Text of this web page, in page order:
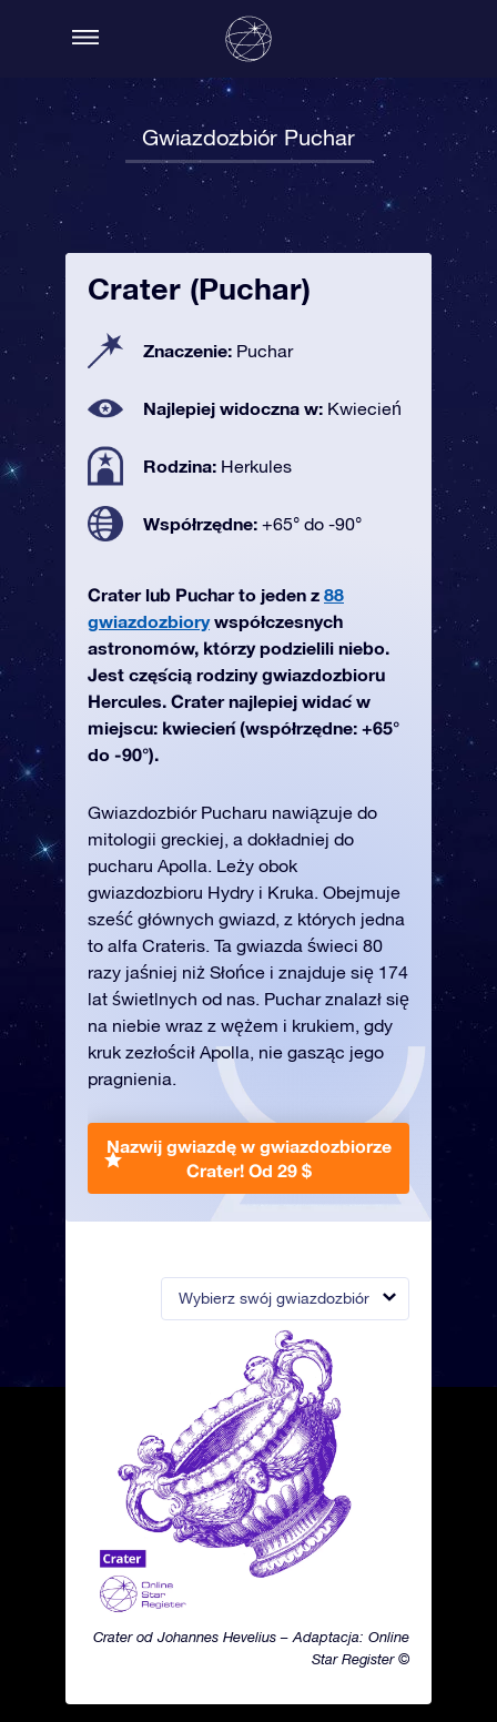
Gwiazdozbiór Puchar
Wybierz swój gwiazdozbiór
Crater od Johannes Hevelius – Adaptacja: Online
Star Register ©
Crater (Puchar)
Znaczenie: Puchar
Najlepiej widoczna w: Kwiecień
Rodzina: Herkules
Współrzędne: +65° do -90°
Crater lub Puchar to jeden z 88
gwiazdozbiorywspółczesnych
astronomów, którzy podzielili niebo.
Jest częścią rodziny gwiazdozbioru
Hercules. Crater najlepiej widać w
miejscu: kwiecień (współrzędne: +65°
do -90°).
Gwiazdozbiór Pucharu nawiązuje do
mitologii greckiej, a dokładniej do
pucharu Apolla. Leży obok
gwiazdozbioru Hydry i Kruka. Obejmuje
sześć głównych gwiazd, z których jedna
to alfa Crateris. Ta gwiazda świeci 80
razy jaśniej niż Słońce i znajduje się 174
lat świetlnych od nas. Puchar znalazł się
na niebie wraz z wężem i krukiem, gdy
kruk zezłościł Apolla, nie gasząc jego
pragnienia.
Nazwij gwiazdę w gwiazdozbiorze
Crater! Od 29 $